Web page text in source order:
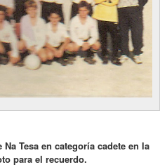
Tesa en categoría cadete en la
para el recuerdo.